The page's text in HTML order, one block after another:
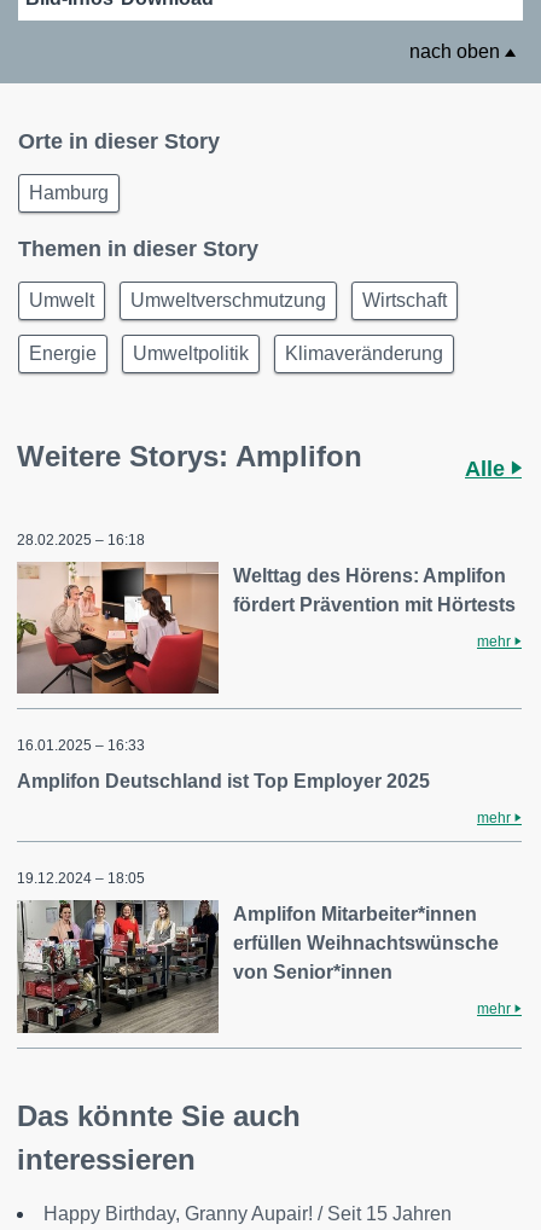
nach oben
Orte in dieser Story
Hamburg
Themen in dieser Story
Umwelt Umweltverschmutzung Wirtschaft
Energie Umweltpolitik Klimaveränderung
Weitere Storys: Amplifon Alle
28.02.2025 – 16:18
Welttag des Hörens: Amplifon
fördert Prävention mit Hörtests
mehr
16.01.2025 – 16:33
Amplifon Deutschland ist Top Employer 2025
mehr
19.12.2024 – 18:05
Amplifon Mitarbeiter*innen
erfüllen Weihnachtswünsche
von Senior*innen
mehr
Das könnte Sie auch
interessieren
Happy Birthday, Granny Aupair! / Seit 15 Jahren